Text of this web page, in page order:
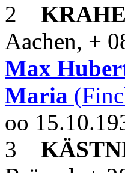
2 KRAHE
Aachen, +
Max
Maria
oo
3